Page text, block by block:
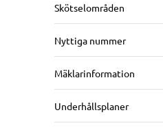
Skötselområden
Nyttiga nummer
Mäklarinformation
Underhållsplaner